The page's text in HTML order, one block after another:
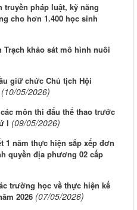
truyền pháp luật, kỹ năng
cho hơn 1.400 học sinh
khảo sát mô hình nuôi
giữ chức Chủ tịch Hội
(10/05/2026)
môn thi đấu thể thao trước
I (09/05/2026)
1 năm thực hiện sắp xếp đơn
quyền địa phương 02 cấp
trường học về thực hiện kế
2026 (07/05/2026)